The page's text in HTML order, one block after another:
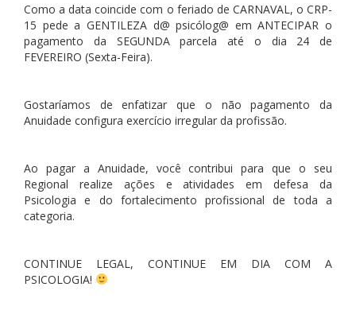
Como a data coincide com o feriado de CARNAVAL, o CRP-
15 pede a GENTILEZA d@ psicólog@ em ANTECIPAR o
pagamento da SEGUNDA parcela até o dia 24 de
FEVEREIRO (Sexta-Feira).
Gostaríamos de enfatizar que o não pagamento da
Anuidade configura exercício irregular da profissão.
Ao pagar a Anuidade, você contribui para que o seu
Regional realize ações e atividades em defesa da
Psicologia e do fortalecimento profissional de toda a
categoria.
CONTINUE LEGAL, CONTINUE EM DIA COM A
PSICOLOGIA!